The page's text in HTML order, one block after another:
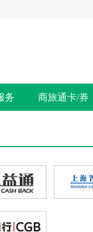
务 商旅通卡/券